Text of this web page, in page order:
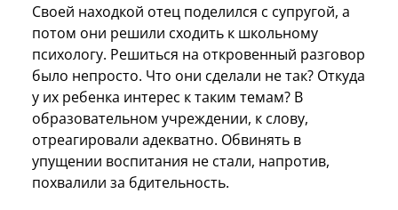
Своей находкой отец поделился с супругой, а
потом они решили сходить к школьному
психологу. Решиться на откровенный разговор
было непросто. Что они сделали не так? Откуда
у их ребенка интерес к таким темам? В
образовательном учреждении, к слову,
отреагировали адекватно. Обвинять в
упущении воспитания не стали, напротив,
похвалили за бдительность.